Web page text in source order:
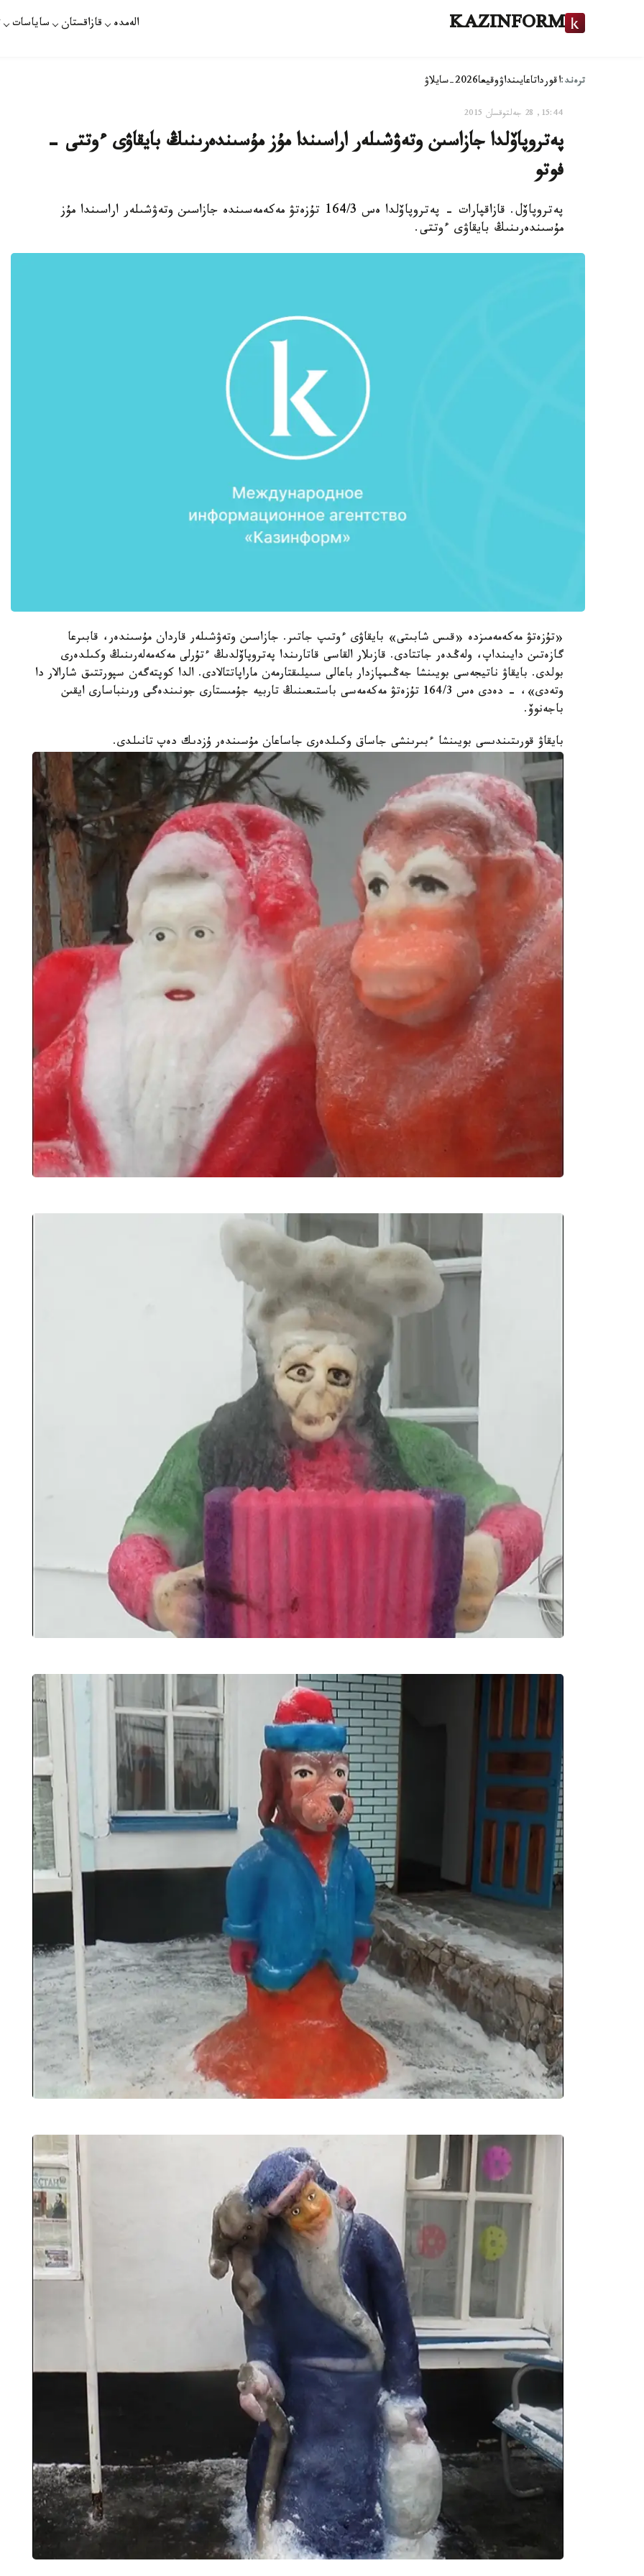
KAZINFORM الەمدە قازاقستان ساياسات
ترەند:اقورداتاعايىنداۋوقيعا2026-سايلاۋ
15:44, 28 جەلتوقسان 2015
پەتروپاۆلدا جازاسىن وتەۋشىلەر اراسىندا مۇز مۇسىندەرىنىڭ بايقاۋى ءوتتى -
فوتو
پەتروپاۆل. قازاقپارات - پەتروپاۆلدا ەس 164/3 تۇزەتۋ مەكەمەسىندە جازاسىن وتەۋشىلەر اراسىندا مۇز
مۇسىندەرىنىڭ بايقاۋى ءوتتى.
«تۇزەتۋ مەكەمەمىزدە «قىس شابىتى» بايقاۋى ءوتىپ جاتىر. جازاسىن وتەۋشىلەر قاردان مۇسىندەر، قابىرعا
گازەتىن دايىنداپ، ولەڭدەر جاتتادى. قازىلار القاسى قاتارىندا پەتروپاۆلدىڭ ءتۇرلى مەكەمەلەرىنىڭ وكىلدەرى
بولدى. بايقاۋ ناتيجەسى بويىنشا جەڭىمپازدار باعالى سىيلىقتارمەن ماراپاتتالادى. الدا كوپتەگەن سپورتتىق شارالار دا
وتەدى»، - دەدى ەس 164/3 تۇزەتۋ مەكەمەسى باستىعىنىڭ تاربيە جۇمىستارى جونىندەگى ورىنباسارى ايقىن
باجەنوۆ.
بايقاۋ قورىتىندىسى بويىنشا ءبىرىنشى جاساق وكىلدەرى جاساعان مۇسىندەر ۇزدىك دەپ تانىلدى.